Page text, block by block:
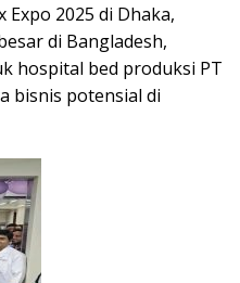
2025 di Dhaka,
di Bangladesh,
hospital bed produksi PT
bisnis potensial di